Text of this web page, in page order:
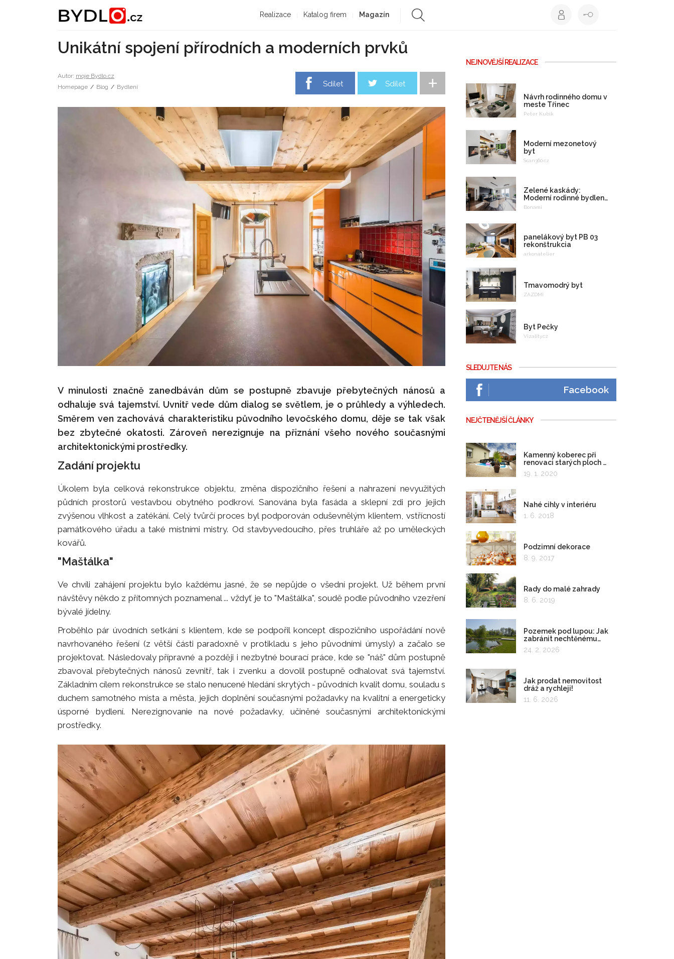
Realizace Katalog firem Magazín
Unikátní spojení přírodních a moderních prvků
Autor: moje Bydlo.cz
Homepage / Blog / Bydlení Sdílet Sdílet +
V minulosti značně zanedbáván dům se postupně zbavuje přebytečných nánosů a
odhaluje svá tajemství. Uvnitř vede dům dialog se světlem, je o průhledy a výhledech.
Směrem ven zachovává charakteristiku původního levočského domu, děje se tak však
bez zbytečné okatosti. Zároveň nerezignuje na přiznání všeho nového současnými
architektonickými prostředky.
Zadání projektu
Úkolem byla celková rekonstrukce objektu, změna dispozičního řešení a nahrazení nevyužitých
půdních prostorů vestavbou obytného podkroví. Sanována byla fasáda a sklepní zdi pro jejich
zvýšenou vlhkost a zatékání. Celý tvůrčí proces byl podporován oduševnělým klientem, vstřícností
památkového úřadu a také místními mistry. Od stavbyvedoucího, přes truhláře až po uměleckých
kovářů.
"Maštálka"
Ve chvíli zahájení projektu bylo každému jasné, že se nepůjde o všední projekt. Už během první
návštěvy někdo z přítomných poznamenal ... vždyť je to "Maštálka", soudě podle původního vzezření
bývalé jídelny.
Proběhlo pár úvodních setkání s klientem, kde se podpořil koncept dispozičního uspořádání nově
navrhovaného řešení (z větší části paradoxně v protikladu s jeho původními úmysly) a začalo se
projektovat. Následovaly přípravné a později i nezbytné bourací práce, kde se "náš" dům postupně
zbavoval přebytečných nánosů zevnitř, tak i zvenku a dovolil postupně odhalovat svá tajemství.
Základním cílem rekonstrukce se stalo nenucené hledání skrytých - původních kvalit domu, souladu s
duchem samotného místa a města, jejich doplnění současnými požadavky na kvalitní a energeticky
úsporné bydlení. Nerezignovanie na nové požadavky, učiněné současnými architektonickými
prostředky.
NEJNOVĚJŠÍ REALIZACE
Návrh rodinného domu v
meste Třinec
Peter Kubík
Moderní mezonetový
byt
Scan360.cz
Zelené kaskády:
Moderní rodinné bydlení
na celý život
Bonami
panelákový byt PB 03
rekonštrukcia
arkonatelier
Tmavomodrý byt
ZAZDMI
Byt Pečky
Vizality.cz
SLEDUJTE NÁS
Facebook
NEJČTENĚJŠÍ ČLÁNKY
Kamenný koberec při
renovaci starých ploch a
kolem bazénu
19. 1. 2020
Nahé cihly v interiéru
1. 6. 2018
Podzimní dekorace
8. 9. 2017
Rady do malé zahrady
8. 6. 2019
Pozemek pod lupou: Jak
zabránit nechtěnému
zadržování vody
24. 2. 2026
Jak prodat nemovitost
dráž a rychleji!
11. 6. 2026